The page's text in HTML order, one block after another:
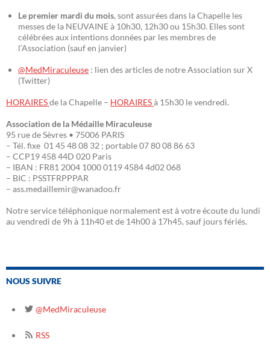
Le premier mardi du mois, sont assurées dans la Chapelle les
messes de la NEUVAINE à 10h30, 12h30 ou 15h30. Elles sont
célébrées aux intentions données par les membres de
l’Association (sauf en janvier)
@MedMiraculeuse : lien des articles de notre Association sur X
(Twitter)
HORAIRESde la Chapelle – HORAIRESà 15h30 le vendredi.
Association de la Médaille Miraculeuse
95 rue de Sèvres • 75006 PARIS
– Tél. fixe 01 45 48 08 32 ; portable 07 80 08 86 63
– CCP19 458 44D 020 Paris
– IBAN : FR81 2004 1000 0119 4584 4d02 068
– BIC : PSSTFRPPPAR
– ass.medaillemir@wanadoo.fr
Notre service téléphonique normalement est à votre écoute du lundi
au vendredi de 9h à 11h40 et de 14h00 à 17h45, sauf jours fériés.
NOUS SUIVRE
@MedMiraculeuse
RSS